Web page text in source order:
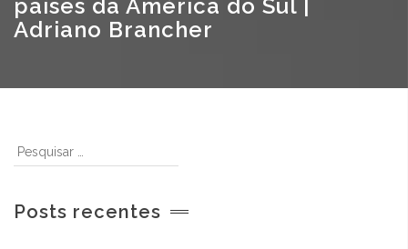
países da América do Sul |
Adriano Brancher
Posts recentes